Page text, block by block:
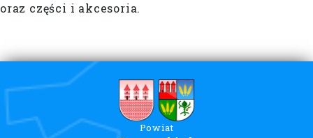
oraz części i akcesoria.
Powiat